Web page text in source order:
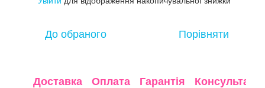
До обраного Порівняти
Доставка Оплата Гарантія Консультація